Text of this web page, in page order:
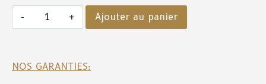
Ajouter au panier
NOS GARANTIES: